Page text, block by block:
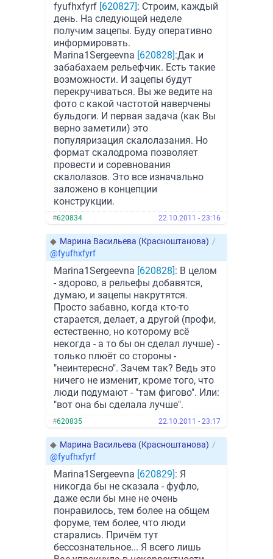
fyufhxfyrf [620827]: Строим, каждый
день. На следующей неделе
получим зацепы. Буду оперативно
информировать.
Marina1Sergeevna [620828]:Дак и
забабахаем рельефчик. Есть такие
возможности. И зацепы будут
перекручиваться. Вы же ведите на
фото с какой частотой наверчены
бульдоги. И первая задача (как Вы
верно заметили) это
популяризация скалолазания. Но
формат скалодрома позволяет
провести и соревнования
скалолазов. Это все изначально
заложено в концепции
конструкции.
#620834 22.10.2011 - 23:16
◆ Марина Васильева (Красноштанова) /
@fyufhxfyrf
Marina1Sergeevna [620828]: В целом
- здорово, а рельефы добавятся,
думаю, и зацепы накрутятся.
Просто забавно, когда кто-то
старается, делает, а другой (профи,
естественно, но которому всё
некогда - а то бы он сделал лучше) -
только плюёт со стороны -
"неинтересно". Зачем так? Ведь это
ничего не изменит, кроме того, что
люди подумают - "там фигово". Или:
"вот она бы сделала лучше".
#620835 22.10.2011 - 23:17
◆ Марина Васильева (Красноштанова) /
@fyufhxfyrf
Marina1Sergeevna [620829]: Я
никогда бы не сказала - фуфло,
даже если бы мне не очень
понравилось, тем более на общем
форуме, тем более, что люди
старались. Причём тут
бессознательное... Я всего лишь